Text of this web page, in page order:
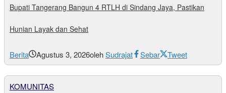
Bupati Tangerang Bangun 4 RTLH di Sindang Jaya, Pastikan
Hunian Layak dan Sehat
Berita Agustus 3, 2026olehSudrajat Sebar Tweet
KOMUNITAS